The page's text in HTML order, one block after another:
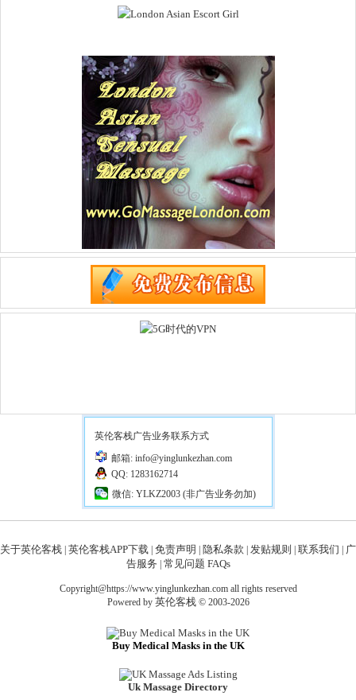
英伦客栈广告业务联系方式
邮箱: info@yinglunkezhan.com
QQ: 1283162714
微信: YLKZ2003 (非广告业务勿加)
关于英伦客栈 英伦客栈APP下载 免责声明 隐私条款 发贴规则 联系我们
广
告服务 常见问题 FAQs
Copyright@https://www.yinglunkezhan.com all rights reserved
Powered by 英伦客栈 © 2003-2026
Buy Medical Masks in the UK
Uk Massage Directory